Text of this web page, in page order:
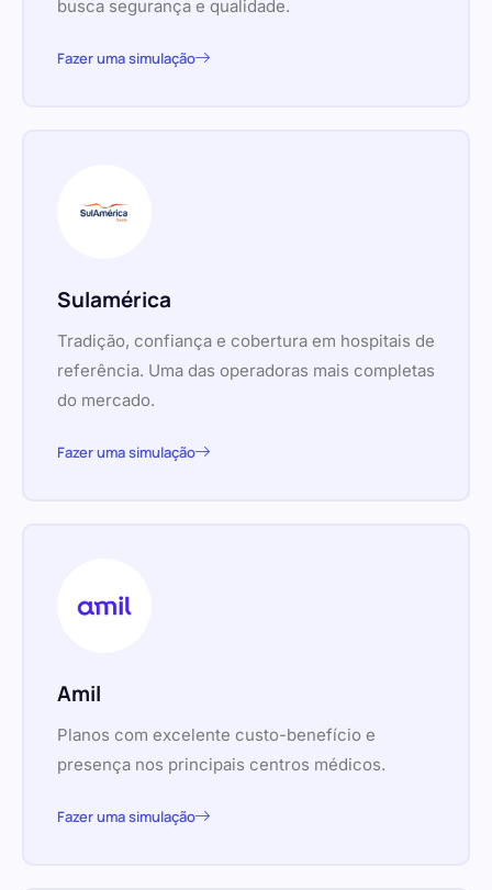
busca segurança e qualidade.
Fazer uma simulação
Sulamérica
Tradição, confiança e cobertura em hospitais de
referência. Uma das operadoras mais completas
do mercado.
Fazer uma simulação
Amil
Planos com excelente custo-benefício e
presença nos principais centros médicos.
Fazer uma simulação